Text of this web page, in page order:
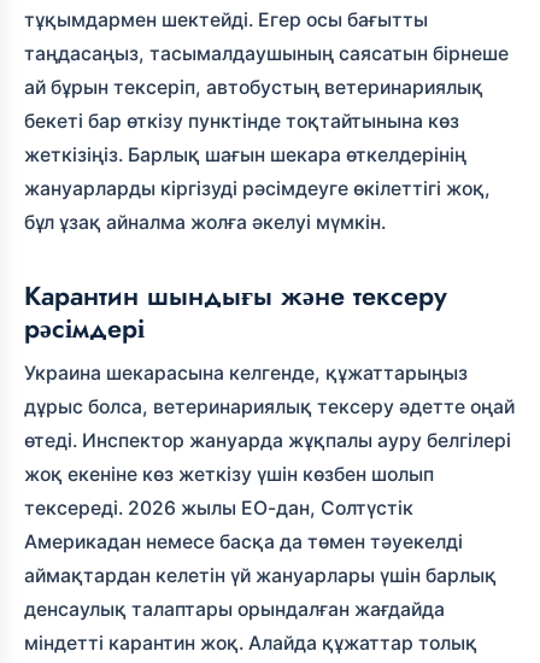
тұқымдармен шектейді. Егер осы бағытты
таңдасаңыз, тасымалдаушының саясатын бірнеше
ай бұрын тексеріп, автобустың ветеринариялық
бекеті бар өткізу пунктінде тоқтайтынына көз
жеткізіңіз. Барлық шағын шекара өткелдерінің
жануарларды кіргізуді рәсімдеуге өкілеттігі жоқ,
бұл ұзақ айналма жолға әкелуі мүмкін.
Карантин шындығы және тексеру
рәсімдері
Украина шекарасына келгенде, құжаттарыңыз
дұрыс болса, ветеринариялық тексеру әдетте оңай
өтеді. Инспектор жануарда жұқпалы ауру белгілері
жоқ екеніне көз жеткізу үшін көзбен шолып
тексереді. 2026 жылы ЕО-дан, Солтүстік
Америкадан немесе басқа да төмен тәуекелді
аймақтардан келетін үй жануарлары үшін барлық
денсаулық талаптары орындалған жағдайда
міндетті карантин жоқ. Алайда құжаттар толық